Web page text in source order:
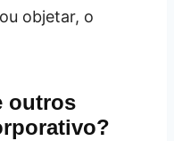
objetar, o
outros